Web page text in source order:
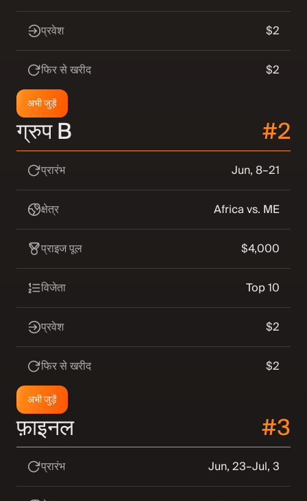
प्रवेश $2
फिर से खरीद $2
अभी जुड़ें
ग्रुप B #2
प्रारंभ Jun, 8–21
क्षेत्र Africa vs. ME
प्राइज पूल $4,000
विजेता Top 10
प्रवेश $2
फिर से खरीद $2
अभी जुड़ें
फ़ाइनल #3
प्रारंभ Jun, 23–Jul, 3